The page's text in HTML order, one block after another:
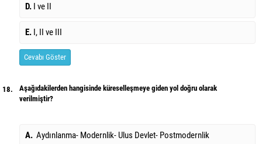
D. I ve II
E. I, II ve III
Cevabı Göster
18.
Aşağıdakilerden hangisinde küreselleşmeye giden yol doğru olarak
verilmiştir?
A. Aydınlanma- Modernlik- Ulus Devlet- Postmodernlik